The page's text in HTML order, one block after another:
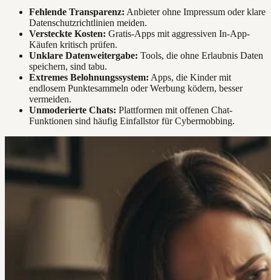
Fehlende Transparenz: Anbieter ohne Impressum oder klare
Datenschutzrichtlinien meiden.
Versteckte Kosten: Gratis-Apps mit aggressiven In-App-
Käufen kritisch prüfen.
Unklare Datenweitergabe: Tools, die ohne Erlaubnis Daten
speichern, sind tabu.
Extremes Belohnungssystem: Apps, die Kinder mit
endlosem Punktesammeln oder Werbung ködern, besser
vermeiden.
Unmoderierte Chats: Plattformen mit offenen Chat-
Funktionen sind häufig Einfallstor für Cybermobbing.